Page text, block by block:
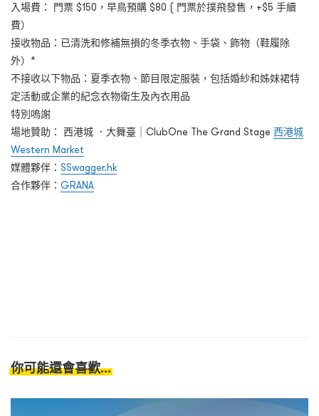
入場費： 門票 $150，早鳥預購 $80 ( 門票於撲飛發售，+$5 手續
費）
接收物品：已清洗和修補無損的冬季衣物、手袋、飾物（鞋履除
外）*
不接收以下物品：夏季衣物、節目限定服裝，包括婚紗和姊妹裙特
定活動或企業的紀念衣物衛生及內衣用品
特別嗚謝
場地贊助： 西港城 ．大舞臺｜ClubOne The Grand Stage 西港城
Western Market
媒體夥伴： SSwagger.hk
合作夥伴： GRANA
你可能還會喜歡...